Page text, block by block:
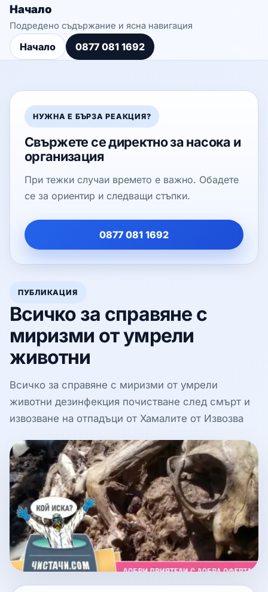
Начало
Подредено съдържание и ясна навигация
Начало 0877 081 1692
ПУБЛИКАЦИЯ
Всичко за справяне с
миризми от умрели
животни
Всичко за справяне с миризми от умрели
животни дезинфекция почистване след смърт и
извозване на отпадъци от Хамалите от Извозва
НУЖНА Е БЪРЗА РЕАКЦИЯ?
Свържете се директно за насока и
организация
При тежки случаи времето е важно. Обадете
се за ориентир и следващи стъпки.
0877 081 1692